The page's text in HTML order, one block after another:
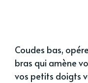
Coudes bas,
bras qui amène
vos petits doigts